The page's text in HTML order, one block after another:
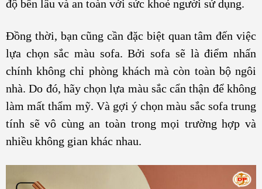
độ bền lâu và an toàn với sức khoẻ người sử dụng.
Đồng thời, bạn cũng cần đặc biệt quan tâm đến việc
lựa chọn sắc màu sofa. Bởi sofa sẽ là điểm nhấn
chính không chỉ phòng khách mà còn toàn bộ ngôi
nhà. Do đó, hãy chọn lựa màu sắc cẩn thận để không
làm mất thẩm mỹ. Và gợi ý chọn màu sắc sofa trung
tính sẽ vô cùng an toàn trong mọi trường hợp và
nhiều không gian khác nhau.